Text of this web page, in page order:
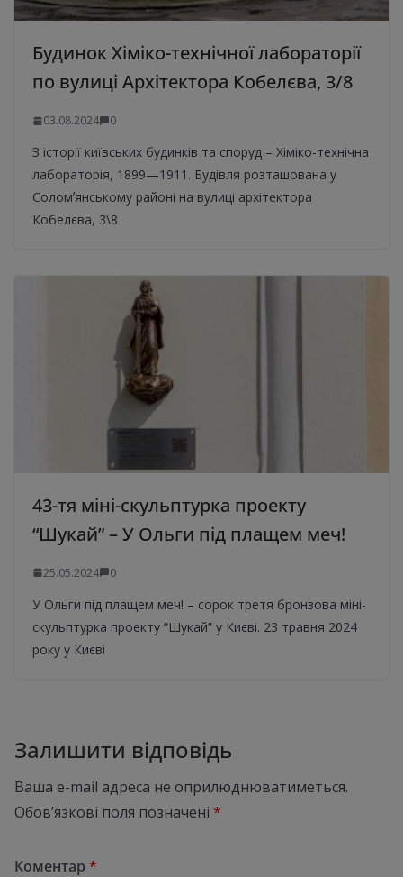
Будинок Хіміко-технічної лабораторії
по вулиці Архітектора Кобелєва, 3/8
03.08.2024 0
З історії київських будинків та споруд – Хіміко-технічна
лабораторія, 1899—1911. Будівля розташована у
Соломʼянському районі на вулиці архітектора
Кобелєва, 3\8
43-тя міні-скульптурка проекту
“Шукай” – У Ольги під плащем меч!
25.05.2024 0
У Ольги під плащем меч! – сорок третя бронзова міні-
скульптурка проекту “Шукай” у Києві. 23 травня 2024
року у Києві
Залишити відповідь
Ваша e-mail адреса не оприлюднюватиметься.
Обов’язкові поля позначені *
Коментар *